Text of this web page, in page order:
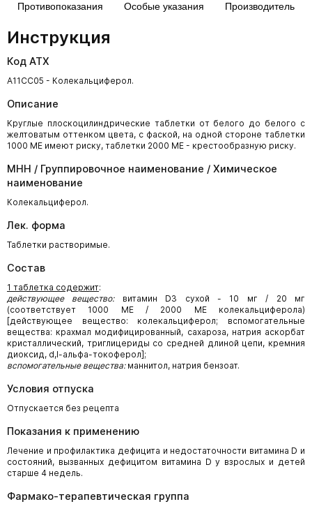
Противопоказания Особые указания Производитель
Инструкция
Код АТХ
A11CC05 - Колекальциферол.
Описание
Круглые плоскоцилиндрические таблетки от белого до белого с
желтоватым оттенком цвета, с фаской, на одной стороне таблетки
1000 МЕ имеют риску, таблетки 2000 МЕ - крестообразную риску.
МНН / Группировочное наименование / Химическое
наименование
Колекальциферол.
Лек. форма
Таблетки растворимые.
Состав
1 таблетка содержит:
действующее вещество:витамин D3 сухой - 10 мг / 20 мг
(соответствует 1000 МЕ / 2000 МЕ колекальциферола)
[действующее вещество: колекальциферол; вспомогательные
вещества: крахмал модифицированный, сахароза, натрия аскорбат
кристаллический, триглицериды со средней длиной цепи, кремния
диоксид, d,l-альфа-токоферол];
вспомогательные вещества:маннитол, натрия бензоат.
Условия отпуска
Отпускается без рецепта
Показания к применению
Лечение и профилактика дефицита и недостаточности витамина D и
состояний, вызванных дефицитом витамина D у взрослых и детей
старше 4 недель.
Фармако-терапевтическая группа